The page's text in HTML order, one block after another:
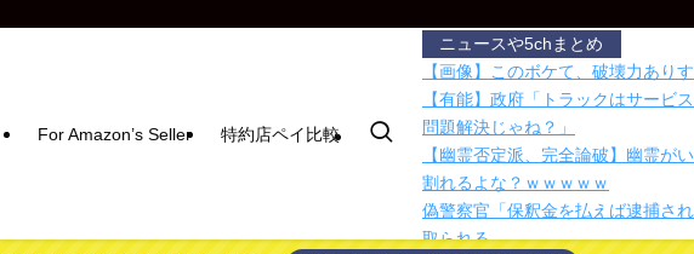
For Amazon’s Seller 特約店ペイ比較
ニュースや5chまとめ
【画像】このボケて、破壊力あり
【有能】政府「トラックはサービ
問題解決じゃね？」
【幽霊否定派、完全論破】幽霊が
割れるよな？ｗｗｗｗｗ
偽警察官「保釈金を払えば逮捕さ
取られる